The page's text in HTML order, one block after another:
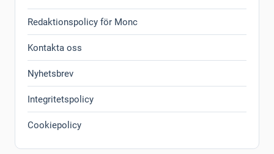
Redaktionspolicy för Monc
Kontakta oss
Nyhetsbrev
Integritetspolicy
Cookiepolicy